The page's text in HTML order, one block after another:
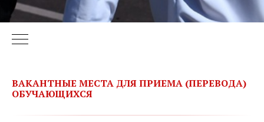
ВАКАНТНЫЕ МЕСТА ДЛЯ ПРИЕМА (ПЕРЕВОДА)
ОБУЧАЮЩИХСЯ